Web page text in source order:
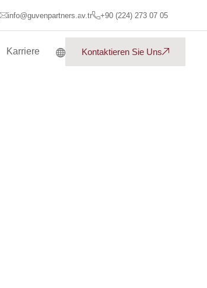
info@guvenpartners.av.tr +90 (224) 273 07 05
Karriere Kontaktieren Sie Uns